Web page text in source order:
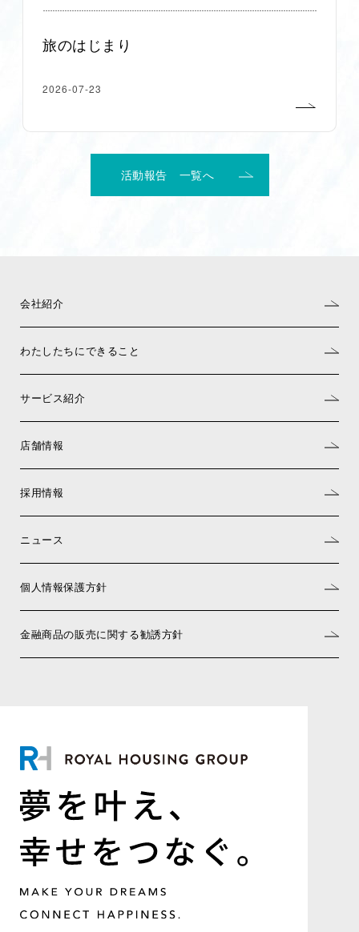
旅のはじまり
2026-07-23
活動報告 一覧へ
会社紹介
わたしたちにできること
サービス紹介
店舗情報
採用情報
ニュース
個人情報保護方針
金融商品の販売に関する勧誘方針